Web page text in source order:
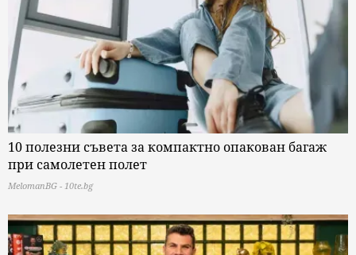
10 полезни съвета за компактно опакован багаж
при самолетен полет
MelomanBG - 10te.bg